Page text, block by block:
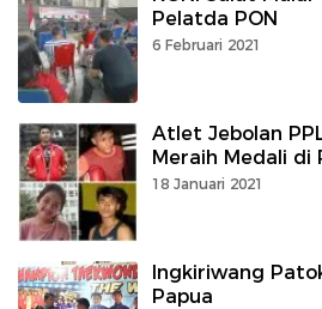
Pelatda PON
6 Februari 2021
Atlet Jebolan
Meraih Medali di
18 Januari 2021
Ingkiriwang
Papua